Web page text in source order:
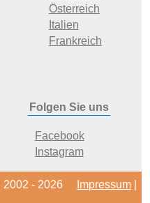
Österreich
Italien
Frankreich
Folgen Sie uns
Facebook
Instagram
2002 - 2026 Impressum